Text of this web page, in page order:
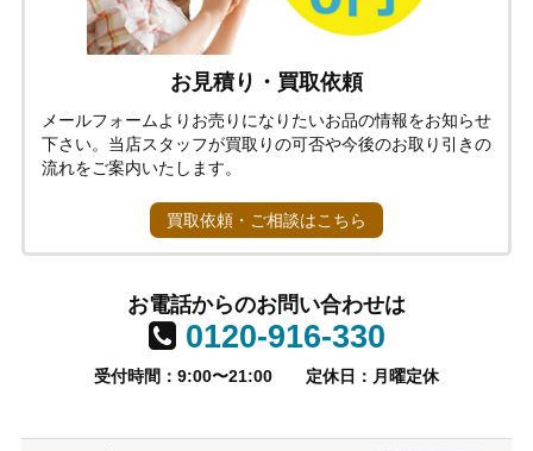
お見積り・買取依頼
メールフォームよりお売りになりたいお品の情報をお知らせ
下さい。当店スタッフが買取りの可否や今後のお取り引きの
流れをご案内いたします。
買取依頼・ご相談はこちら
お電話からのお問い合わせは
0120-916-330
受付時間：9:00〜21:00 定休日：月曜定休